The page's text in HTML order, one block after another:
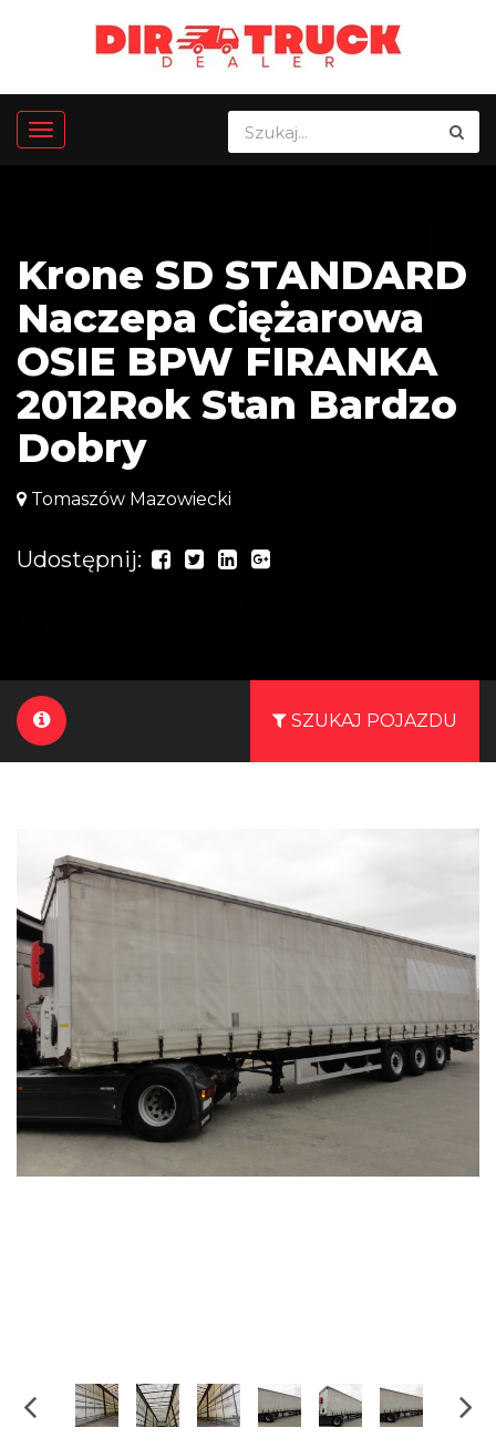
Krone SD STANDARD
Naczepa Ciężarowa
OSIE BPW FIRANKA
2012Rok Stan Bardzo
Dobry
Tomaszów Mazowiecki
Udostępnij:
SZUKAJ POJAZDU